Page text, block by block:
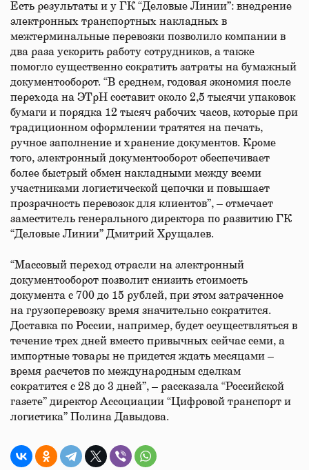
Есть результаты и у ГК “Деловые Линии”: внедрение
электронных транспортных накладных в
межтерминальные перевозки позволило компании в
два раза ускорить работу сотрудников, а также
помогло существенно сократить затраты на бумажный
документооборот. “В среднем, годовая экономия после
перехода на ЭТрН составит около 2,5 тысячи упаковок
бумаги и порядка 12 тысяч рабочих часов, которые при
традиционном оформлении тратятся на печать,
ручное заполнение и хранение документов. Кроме
того, электронный документооборот обеспечивает
более быстрый обмен накладными между всеми
участниками логистической цепочки и повышает
прозрачность перевозок для клиентов”, – отмечает
заместитель генерального директора по развитию ГК
“Деловые Линии” Дмитрий Хрущалев.
“Массовый переход отрасли на электронный
документооборот позволит снизить стоимость
документа с 700 до 15 рублей, при этом затраченное
на грузоперевозку время значительно сократится.
Доставка по России, например, будет осуществляться в
течение трех дней вместо привычных сейчас семи, а
импортные товары не придется ждать месяцами –
время расчетов по международным сделкам
сократится с 28 до 3 дней”, – рассказала “Российской
газете” директор Ассоциации “Цифровой транспорт и
логистика” Полина Давыдова.